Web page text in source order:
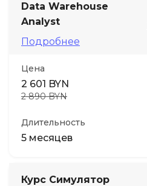
Data Warehouse
Analyst
Подробнее
Цена
2 601 BYN
2 890 BYN
Длительность
5 месяцев
Курс Симулятор